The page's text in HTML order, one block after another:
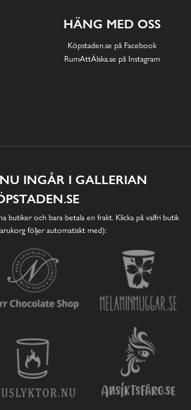
HÄNG MED OSS
Köpstaden.se på Facebook
RumAttÄlska.se på Instagram
INGÅR I GALLERIAN
butiker och bara betala en frakt. Klicka på valfri butik
följer automatiskt med):